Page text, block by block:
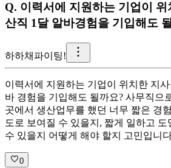
Q. 이력서에 지원하는 기업이
산직 1달 알바경험을 기입해도
하하채파이팅!
이력서에 지원하는 기업이 위치한 지
바 경험을 기입해도 될까요? 사무직으
곳에서 생산업무를 했던 너무 짧은 경
도로 보여질 수 있을지, 짧게 일하고
수 있을지 어떻게 해야 할지 고민입니
0